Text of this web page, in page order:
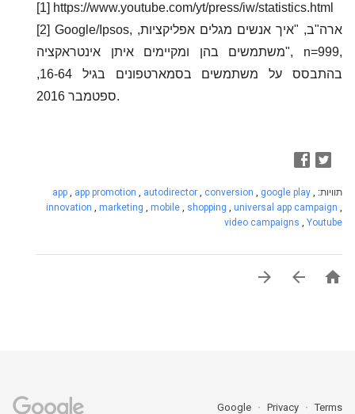
[1] https://www.youtube.com/yt/press/iw/statistics.html
[2] Google/Ipsos, ארה"ב, "איך אנשים מגלים אפליקציות,
משתמשים בהן ומקיימים איתן אינטראקציה", n=999,
בהתבסס על משתמשים בסמארטפונים בגיל 16-64,
ספטמבר 2016.
תוויות: app , app promotion , autodirector , conversion , google play ,
innovation , marketing , mobile , shopping , universal app campaign ,
video campaigns , Youtube



Google Privacy Terms